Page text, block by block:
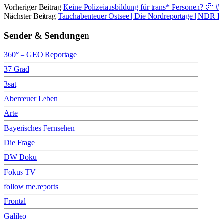
Vorheriger Beitrag Keine Polizeiausbildung für trans* Personen? 🤔
Nächster Beitrag Tauchabenteuer Ostsee | Die Nordreportage | NDR
Sender & Sendungen
360° – GEO Reportage
37 Grad
3sat
Abenteuer Leben
Arte
Bayerisches Fernsehen
Die Frage
DW Doku
Fokus TV
follow me.reports
Frontal
Galileo